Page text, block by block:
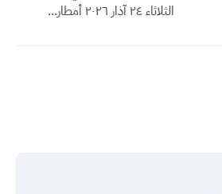
الثلاثاء ٢٤ آذار ٢٠٢٦ أمطار...